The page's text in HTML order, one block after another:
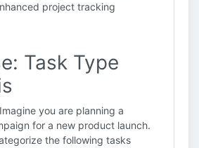
project tracking
Task Type
Imagine you are planning a
for a new product launch.
the following tasks